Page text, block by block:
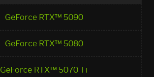
GeForce RTX™ 5090
GeForce RTX™ 5080
GeForce RTX™ 5070 Ti